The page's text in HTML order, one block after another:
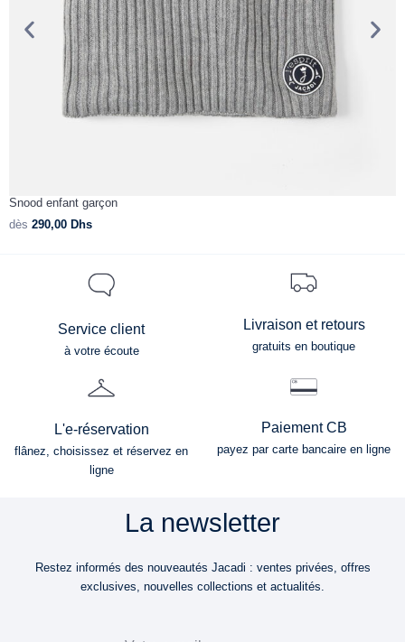
Snood enfant garçon
dès 290,00 Dhs
Service client
à votre écoute
Livraison et retours
gratuits en boutique
L'e-réservation
flânez, choisissez et réservez en
ligne
Paiement CB
payez par carte bancaire en ligne
La newsletter
Restez informés des nouveautés Jacadi : ventes privées, offres
exclusives, nouvelles collections et actualités.